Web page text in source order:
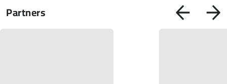
Partners